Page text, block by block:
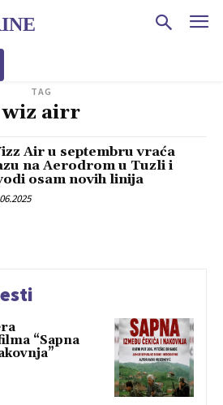
TAG
wiz airr
Air u septembru vraća
na Aerodrom u Tuzli i
osam novih linija
“Sapna